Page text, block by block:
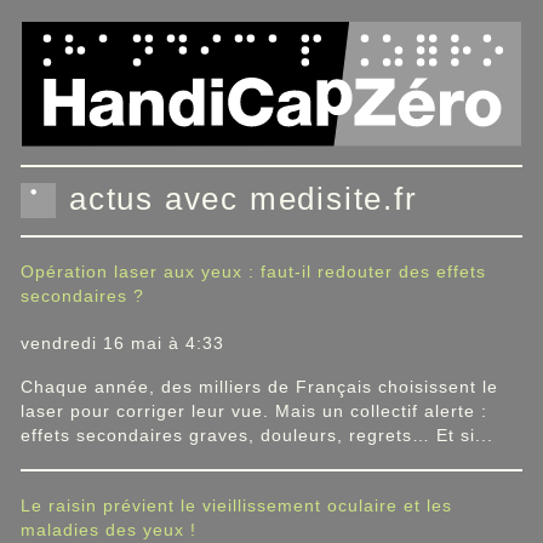
actus avec medisite.fr
Opération laser aux yeux : faut-il redouter des effets
secondaires ?
vendredi 16 mai à 4:33
Chaque année, des milliers de Français choisissent le
laser pour corriger leur vue. Mais un collectif alerte :
effets secondaires graves, douleurs, regrets… Et si...
Le raisin prévient le vieillissement oculaire et les
maladies des yeux !